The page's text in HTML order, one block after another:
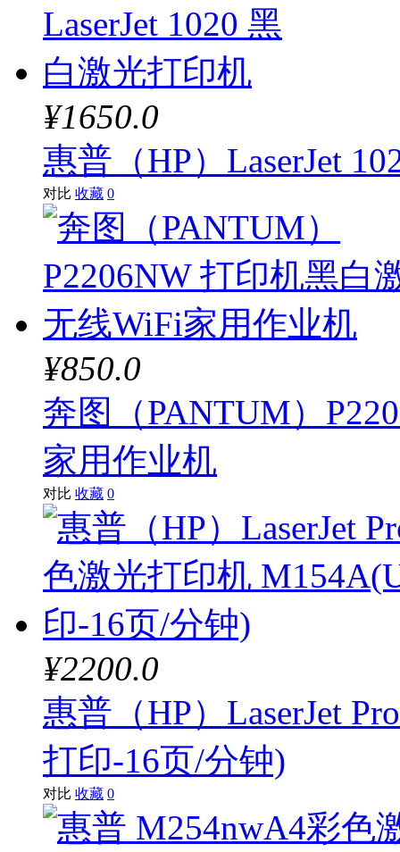
¥1650.0
惠普（HP）LaserJet
对比 收藏 0
¥850.0
奔图（PANTUM）
家用作业机
对比 收藏 0
¥2200.0
惠普（HP）LaserJet
打印-16页/分钟)
对比 收藏 0